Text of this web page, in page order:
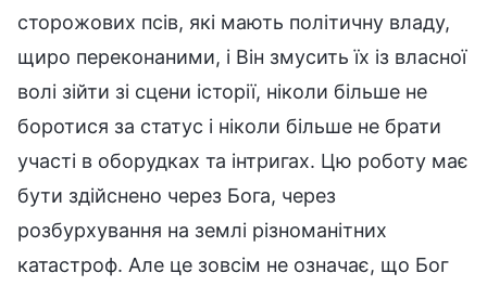
сторожових псів, які мають політичну владу,
щиро переконаними, і Він змусить їх із власної
волі зійти зі сцени історії, ніколи більше не
боротися за статус і ніколи більше не брати
участі в оборудках та інтригах. Цю роботу має
бути здійснено через Бога, через
розбурхування на землі різноманітних
катастроф. Але це зовсім не означає, що Бог